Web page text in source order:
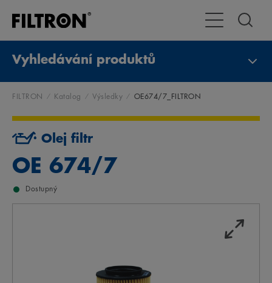
Přepnout
Vyhledávání produktů
FILTRON Katalog Výsledky OE674/7_FILTRON
Olej filtr
OE 674/7
Dostupný